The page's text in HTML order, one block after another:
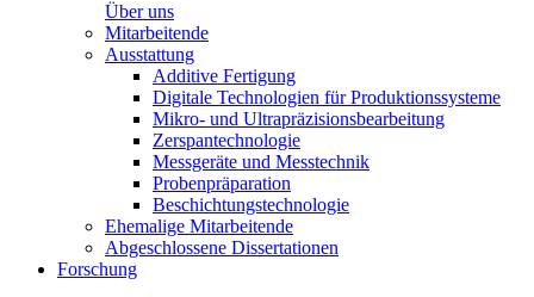
Über uns
Mitarbeitende
Ausstattung
Additive Fertigung
Digitale Technologien für Produktionssysteme
Mikro- und Ultrapräzisionsbearbeitung
Zerspantechnologie
Messgeräte und Messtechnik
Probenpräparation
Beschichtungstechnologie
Ehemalige Mitarbeitende
Abgeschlossene Dissertationen
Forschung